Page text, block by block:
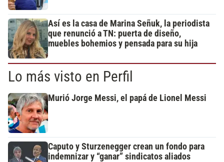
Así es la casa de Marina Señuk, la periodista
que renunció a TN: puerta de diseño,
muebles bohemios y pensada para su hija
Lo más visto en Perfil
Murió Jorge Messi, el papá de Lionel Messi
Caputo y Sturzenegger crean un fondo para
indemnizar y “ganar” sindicatos aliados